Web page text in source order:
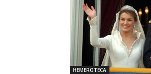
HEMEROTECA